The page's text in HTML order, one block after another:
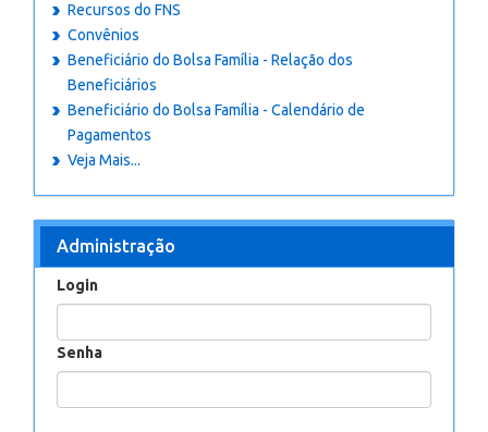
Recursos do FNS
Convênios
Beneficiário do Bolsa Família - Relação dos
Beneficiários
Beneficiário do Bolsa Família - Calendário de
Pagamentos
Veja Mais...
Administração
Login
Senha